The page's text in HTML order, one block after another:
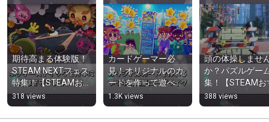
期待高まる体験版！
STEAM NEXTフェス
特集！【STEAMおす
すめゲーム紹介】
318 views
カードゲーマー必
見！オリジナルのカ
ードを作って遊べる
ゲーム特集！
【STEAMおすすめゲ
ーム紹介】
1.3K views
頭の体操しませ
か？パズルゲー
集！【STEAMお
めゲーム紹介】
388 views